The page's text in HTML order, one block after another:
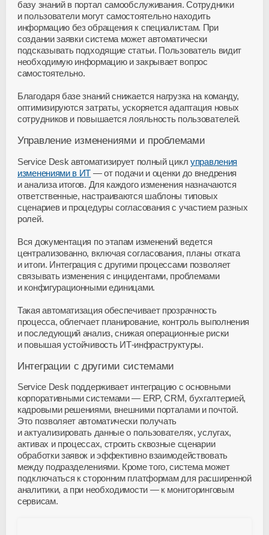
базу знаний в портал самообслуживания. Сотрудники
и пользователи могут самостоятельно находить
информацию без обращения к специалистам. При
создании заявки система может автоматически
подсказывать подходящие статьи. Пользователь видит
необходимую информацию и закрывает вопрос
самостоятельно.
Благодаря базе знаний снижается нагрузка на команду,
оптимизируются затраты, ускоряется адаптация новых
сотрудников и повышается лояльность пользователей.
Управление изменениями и проблемами
Service Desk автоматизирует полный цикл управления
изменениями в ИТ — от подачи и оценки до внедрения
и анализа итогов. Для каждого изменения назначаются
ответственные, настраиваются шаблоны типовых
сценариев и процедуры согласования с участием разных
ролей.
Вся документация по этапам изменений ведется
централизованно, включая согласования, планы отката
и итоги. Интеграция с другими процессами позволяет
связывать изменения с инцидентами, проблемами
и конфигурационными единицами.
Такая автоматизация обеспечивает прозрачность
процесса, облегчает планирование, контроль выполнения
и последующий анализ, снижая операционные риски
и повышая устойчивость ИТ-инфраструктуры.
Интеграции с другими системами
Service Desk поддерживает интеграцию с основными
корпоративными системами — ERP, CRM, бухгалтерией,
кадровыми решениями, внешними порталами и почтой.
Это позволяет автоматически получать
и актуализировать данные о пользователях, услугах,
активах и процессах, строить сквозные сценарии
обработки заявок и эффективно взаимодействовать
между подразделениями. Кроме того, система может
подключаться к сторонним платформам для расширенной
аналитики, а при необходимости — к мониторинговым
сервисам.